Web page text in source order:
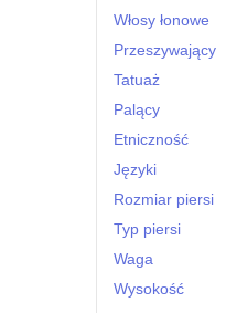
Włosy łonowe
Przeszywający
Tatuaż
Palący
Etniczność
Języki
Rozmiar piersi
Typ piersi
Waga
Wysokość